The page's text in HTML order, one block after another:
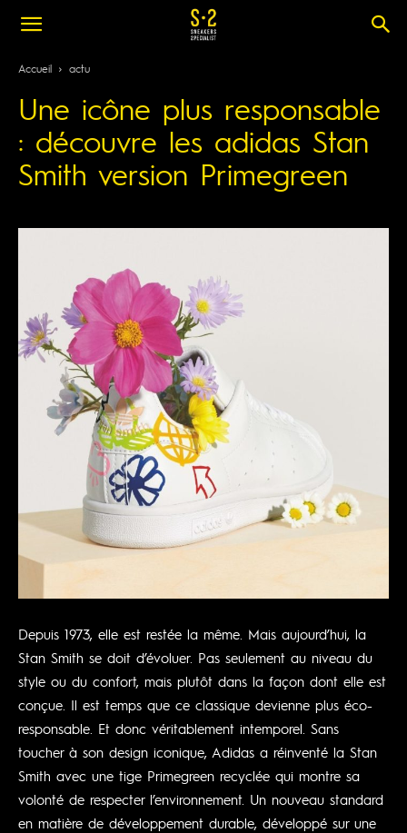
Accueil actu
Une icône plus responsable
: découvre les adidas Stan
Smith version Primegreen
Depuis 1973, elle est restée la même. Mais aujourd’hui, la
Stan Smith se doit d’évoluer. Pas seulement au niveau du
style ou du confort, mais plutôt dans la façon dont elle est
conçue. Il est temps que ce classique devienne plus éco-
responsable. Et donc véritablement intemporel. Sans
toucher à son design iconique, Adidas a réinventé la Stan
Smith avec une tige Primegreen recyclée qui montre sa
volonté de respecter l’environnement. Un nouveau standard
en matière de développement durable, développé sur une